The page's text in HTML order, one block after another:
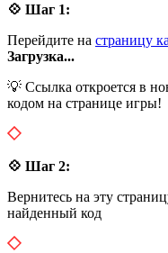
💠 Шаг 1:
Перейдите на страницу
Загрузка...
💡 Ссылка откроется в
кодом на странице игры!
💠 Шаг 2:
Вернитесь на эту
найденный код